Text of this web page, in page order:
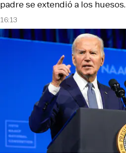
16:13
padre se extendió a los huesos.